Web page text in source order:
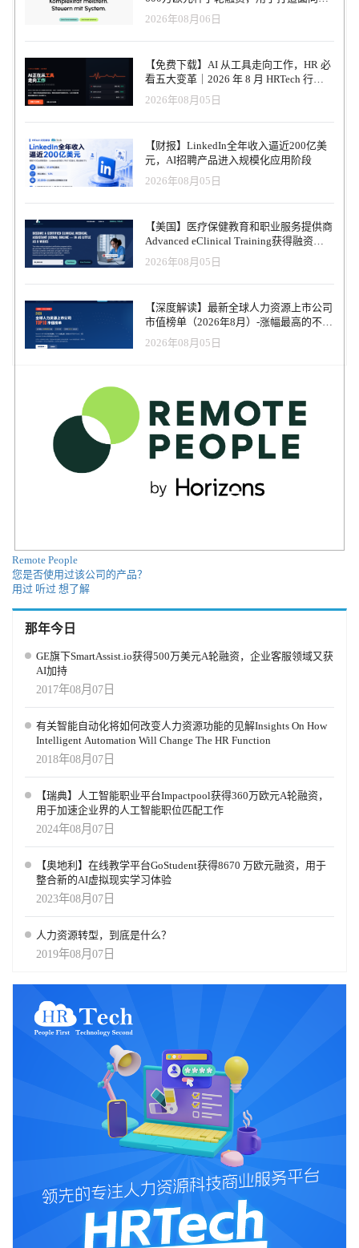
易和建筑行业的AI操作系统
2026年08月06日
【免费下载】AI 从工具走向工作，HR 必
看五大变革｜2026 年 8 月 HRTech 行业
观察报告
2026年08月05日
【财报】LinkedIn全年收入逼近200亿美
元，AI招聘产品进入规模化应用阶段
2026年08月05日
【美国】医疗保健教育和职业服务提供商
Advanced eClinical Training获得融资，
以加速医疗卫生人才队伍建设
2026年08月05日
【深度解读】最新全球人力资源上市公司
市值榜单（2026年8月）-涨幅最高的不是
AI软件，而是传统人力服务商
2026年08月05日
Remote People
您是否使用过该公司的产品？
用过 听过 想了解
那年今日
GE旗下SmartAssist.io获得500万美元A轮融资，企业客服领域又获
AI加持
2017年08月07日
有关智能自动化将如何改变人力资源功能的见解Insights On How
Intelligent Automation Will Change The HR Function
2018年08月07日
【瑞典】人工智能职业平台Impactpool获得360万欧元A轮融资，
用于加速企业界的人工智能职位匹配工作
2024年08月07日
【奥地利】在线教学平台GoStudent获得8670 万欧元融资，用于
整合新的AI虚拟现实学习体验
2023年08月07日
人力资源转型，到底是什么？
2019年08月07日